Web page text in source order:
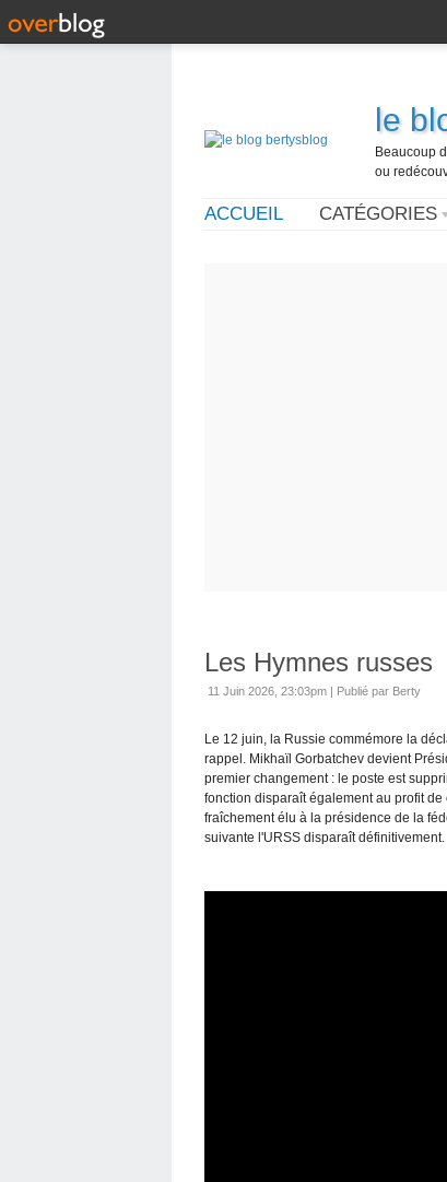
le
Beaucoup
ou
ACCUEIL CATÉGORIES
Les Hymnes russes
11 Juin 2026, 23:03pm | Publié par Berty
Le 12 juin, la Russie commémore la
rappel. Mikhaïl Gorbatchev devient
premier changement : le poste est
fonction disparaît également au profit
fraîchement élu à la présidence de la
suivante l'URSS disparaît définitivement.